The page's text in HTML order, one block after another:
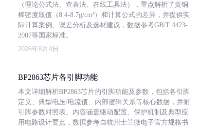
（理论公式法、查表法、在线工具法），重点解析了黄铜
棒密度取值（8.4-8.7g/cm³）和计算公式的差异，并提供实
际计算案例、误差分析及选材建议，数据参考GB/T 4423-
2007等国家标准。
2026年8月4日
BP2863芯片各引脚功能
本文详细解析BP2863芯片的引脚功能及参数，包括各引脚
定义、典型电压/电流值、内部逻辑关系等核心数据，并附
引脚参数对照表。内容涵盖驱动配置、保护机制及典型应
用电路设计要点，数据参考自杭州士兰微电子官方规格书